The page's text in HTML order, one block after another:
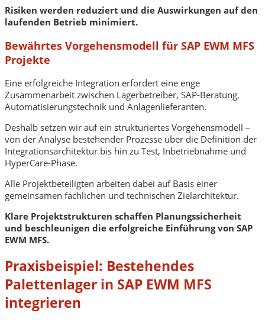
Risiken werden reduziert und die Auswirkungen auf den
laufenden Betrieb minimiert.
Bewährtes Vorgehensmodell für SAP EWM MFS
Projekte
Eine erfolgreiche Integration erfordert eine enge
Zusammenarbeit zwischen Lagerbetreiber, SAP-Beratung,
Automatisierungstechnik und Anlagenlieferanten.
Deshalb setzen wir auf ein strukturiertes Vorgehensmodell –
von der Analyse bestehender Prozesse über die Definition der
Integrationsarchitektur bis hin zu Test, Inbetriebnahme und
HyperCare-Phase.
Alle Projektbeteiligten arbeiten dabei auf Basis einer
gemeinsamen fachlichen und technischen Zielarchitektur.
Klare Projektstrukturen schaffen Planungssicherheit
und beschleunigen die erfolgreiche Einführung von SAP
EWM MFS.
Praxisbeispiel: Bestehendes
Palettenlager in SAP EWM MFS
integrieren